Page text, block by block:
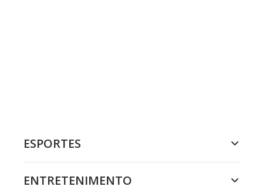
ESPORTES
ENTRETENIMENTO